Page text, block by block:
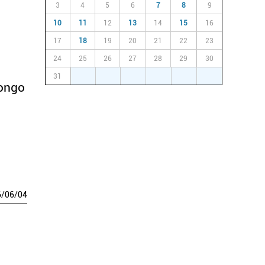
/06/04
3 4 5 6 7 8 9
10 11 12 13 14 15 16
17 18 19 20 21 22 23
24 25 26 27 28 29 30
31